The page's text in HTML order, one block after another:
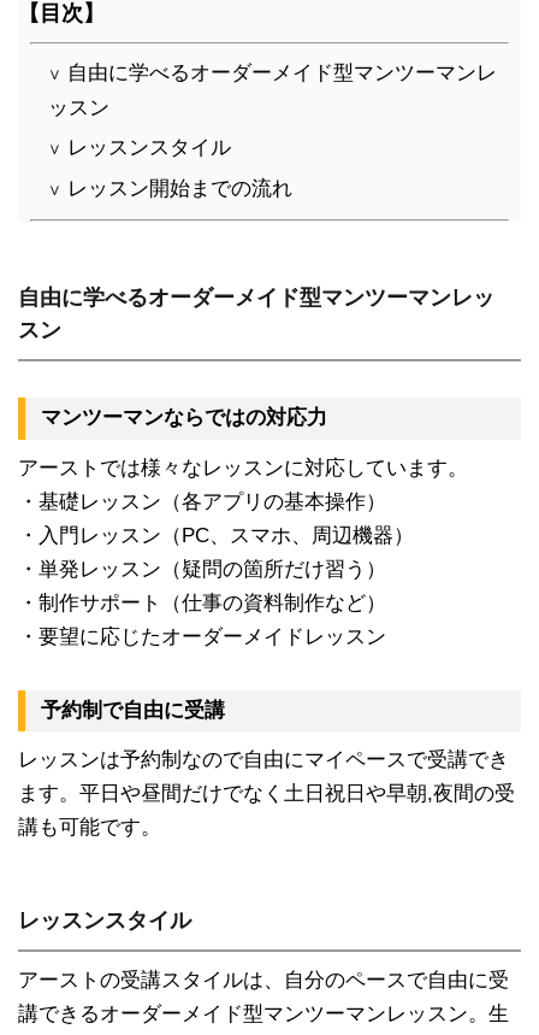
【目次】
∨ 自由に学べるオーダーメイド型マンツーマンレ
ッスン
∨ レッスンスタイル
∨ レッスン開始までの流れ
自由に学べるオーダーメイド型マンツーマンレッ
スン
マンツーマンならではの対応力
アーストでは様々なレッスンに対応しています。
・基礎レッスン（各アプリの基本操作）
・入門レッスン（PC、スマホ、周辺機器）
・単発レッスン（疑問の箇所だけ習う）
・制作サポート（仕事の資料制作など）
・要望に応じたオーダーメイドレッスン
予約制で自由に受講
レッスンは予約制なので自由にマイペースで受講でき
ます。平日や昼間だけでなく土日祝日や早朝,夜間の受
講も可能です。
レッスンスタイル
アーストの受講スタイルは、自分のペースで自由に受
講できるオーダーメイド型マンツーマンレッスン。生